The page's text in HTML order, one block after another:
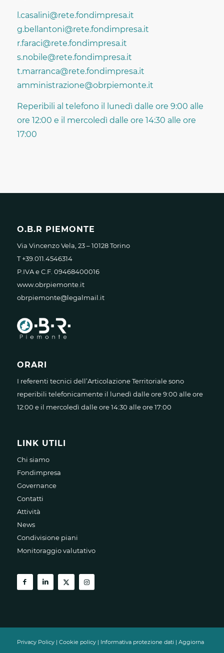
l.casalini@rete.fondimpresa.it
g.bellantoni@rete.fondimpresa.it
r.faraci@rete.fondimpresa.it
s.nobile@rete.fondimpresa.it
t.marranca@rete.fondimpresa.it
amministrazione@obrpiemonte.it
Reperibili al telefono il lunedì dalle ore 9:00 alle
ore 12:00 e il mercoledì dalle ore 14:30 alle ore
17:00
O.B.R PIEMONTE
Via Vincenzo Vela, 23 – 10128 Torino
T +39.011.4546314
P.IVA e C.F. 09468400016
www.obrpiemonte.it
obrpiemonte@legalmail.it
ORARI
I referenti tecnici dell’Articolazione Territoriale sono
reperibili telefonicamente il lunedì dalle ore 9:00 alle ore
12:00 e il mercoledì dalle ore 14:30 alle ore 17:00
LINK UTILI
Chi siamo
Fondimpresa
Governance
Contatti
Attività
News
Condivisione piani
Monitoraggio valutativo
Privacy Policy| Cookie policy| Informativa protezione dati | Aggiorna